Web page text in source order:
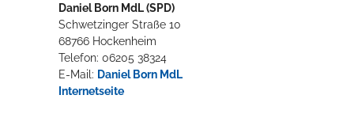
Daniel Born MdL (SPD)
Schwetzinger Straße 10
68766 Hockenheim
Telefon: 06205 38324
E-Mail: Daniel Born MdL
Internetseite